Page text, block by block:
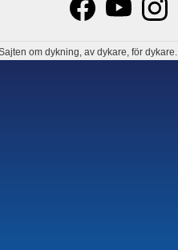
om dykning, av dykare, för dykare.